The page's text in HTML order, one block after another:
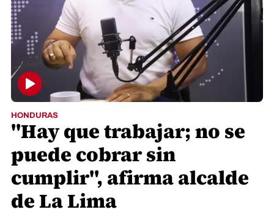
HONDURAS
"Hay que trabajar; no se
puede cobrar sin
cumplir", afirma alcalde
de La Lima